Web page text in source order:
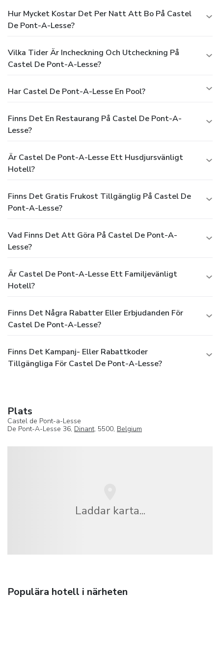
Hur Mycket Kostar Det Per Natt Att Bo På Castel
De Pont-A-Lesse?
Vilka Tider Är Incheckning Och Utcheckning På
Castel De Pont-A-Lesse?
Har Castel De Pont-A-Lesse En Pool?
Finns Det En Restaurang På Castel De Pont-A-
Lesse?
Är Castel De Pont-A-Lesse Ett Husdjursvänligt
Hotell?
Finns Det Gratis Frukost Tillgänglig På Castel De
Pont-A-Lesse?
Vad Finns Det Att Göra På Castel De Pont-A-
Lesse?
Är Castel De Pont-A-Lesse Ett Familjevänligt
Hotell?
Finns Det Några Rabatter Eller Erbjudanden För
Castel De Pont-A-Lesse?
Finns Det Kampanj- Eller Rabattkoder
Tillgängliga För Castel De Pont-A-Lesse?
Plats
Castel de Pont-a-Lesse
De Pont-A-Lesse 36, Dinant, 5500, Belgium
Laddar karta...
Populära hotell i närheten